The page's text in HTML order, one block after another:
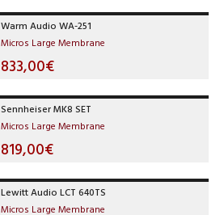
Warm Audio WA-251
Micros Large Membrane
833,00€
Sennheiser MK8 SET
Micros Large Membrane
819,00€
Lewitt Audio LCT 640TS
Micros Large Membrane